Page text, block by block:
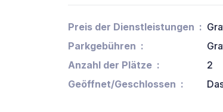
Preis der Dienstleistungen
Parkgebühren
Anzahl der Plätze
2
Geöffnet/Geschlossen